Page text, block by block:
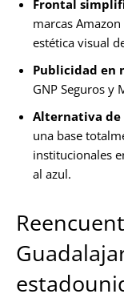
Frontal
marcas
estética visual
Publicidad en
GNP Seguros y
Alternativa
una base
institucionales
al azul.